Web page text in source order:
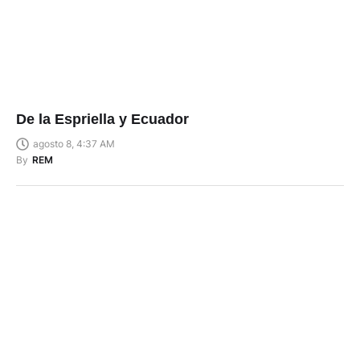
De la Espriella y Ecuador
agosto 8, 4:37 AM
By REM